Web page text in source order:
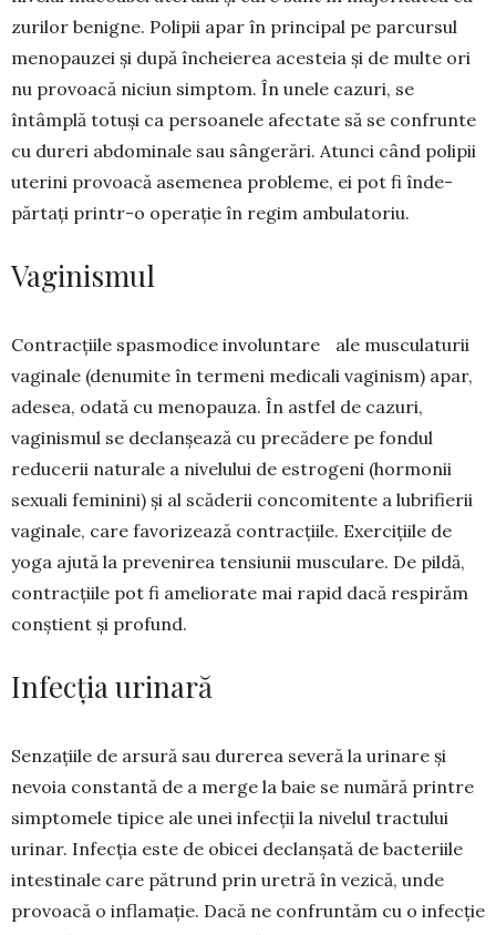
zu­rilor benigne. Polipii apar în principal pe parcursul
meno­pauzei și după încheierea aces­teia și de multe ori
nu provoacă niciun simptom. În unele cazuri, se
întâmplă totuși ca persoanele afectate să se confrunte
cu dureri abdominale sau sângerări. Atunci când polipii
uterini provoacă asemenea probleme, ei pot fi înde­
părtați prin­tr-o operație în regim ambulatoriu.
Vaginismul
Contracțiile spas­mo­dice involuntare ale mus­culaturii
vagi­nale (denumite în ter­meni medicali vagi­­nism) apar,
adesea, odată cu menopauza. În astfel de cazuri,
vaginismul se declanșează cu pre­cădere pe fondul
reducerii naturale a nivelului de estrogeni (hormonii
sexuali fe­minini) și al scăderii concomitente a lubri­fierii
vaginale, care favorizează con­tracțiile. Exercițiile de
yoga ajută la prevenirea ten­siunii musculare. De pildă,
con­trac­țiile pot fi ameliorate mai rapid dacă respirăm
con­știent și profund.
Infecția urinară
Senzațiile de arsură sau durerea severă la urinare și
nevoia constantă de a merge la baie se numără printre
simptomele tipice ale unei infecții la nivelul tractului
urinar. Infecția este de obicei declanșată de bacteriile
intestinale care pătrund prin uretră în vezică, unde
provoacă o inflamație. Dacă ne confruntăm cu o infecție